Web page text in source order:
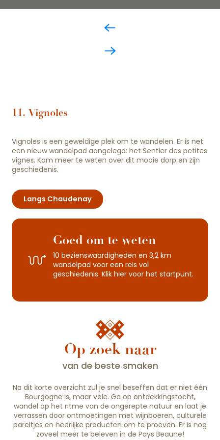
11. Vignoles
Vignoles is een geweldige plek om te wandelen. Er is net
een nieuw wandelpad aangelegd: het Sentier des petites
vignes. Kom meer te weten over dit mooie dorp en zijn
geschiedenis.
Langs Chaudenay
Goed om te weten
10 bezienswaardigheden en 3,2 km
wandelpad voor een reis vol
geschiedenis. Klik hier voor het startpunt.
Op zoek naar
van de beste smaken
Na dit korte overzicht zul je snel beseffen dat er niet één
Bourgogne is, maar vele. Ga op ontdekkingstocht,
wandel op het ritme van de ongerepte natuur en laat je
verrassen door ontmoetingen met wijnboeren, culturele
pareltjes en heerlijke producten om te proeven. Er is nog
zoveel meer te beleven in de Pays Beaune!
HET KASSIS